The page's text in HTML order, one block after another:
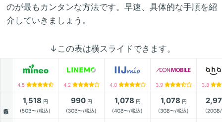
のが最もカンタンな方法です。早速、具体的な手順を紹
介していきましょう。
↓この表は横スライドできます。
4.5 4.2 4.0 3.9 3.8
1,518 円
(5GB〜/税込)
990円
(3GB〜/税込)
1,078 円
(4GB〜/税込)
1,078 円
(3GB〜/税込)